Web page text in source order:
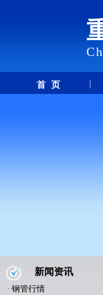
首 页
新闻资讯
· 钢管行情